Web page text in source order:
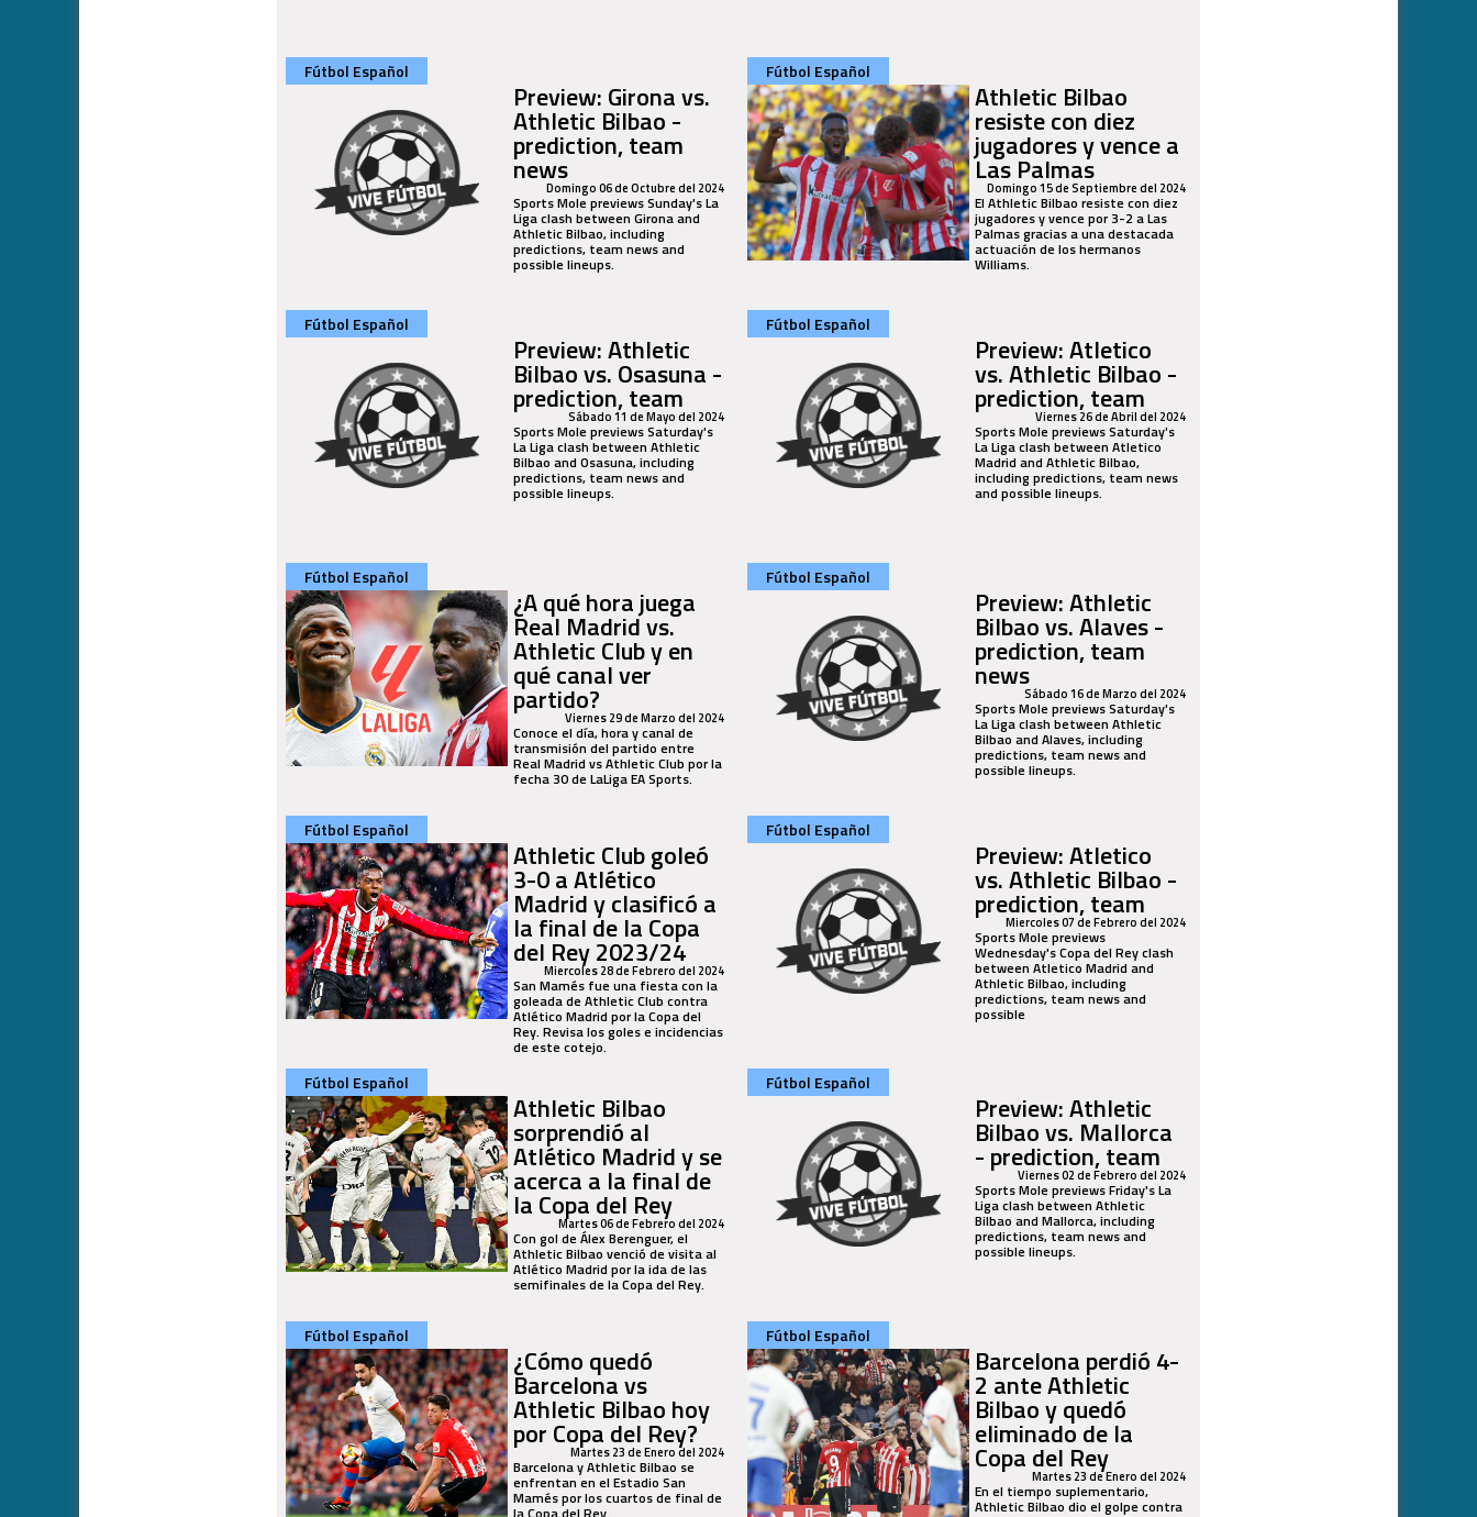
Fútbol Español
Preview: Girona vs.
Athletic Bilbao -
prediction, team
newsDomingo 06 de Octubre del 2024
Sports Mole previews Sunday's La
Liga clash between Girona and
Athletic Bilbao, including
predictions, team news and
possible lineups.
Fútbol Español
Athletic Bilbao
resiste con diez
jugadores y vence a
Las Palmas
Domingo 15 de Septiembre del 2024
El Athletic Bilbao resiste con diez
jugadores y vence por 3-2 a Las
Palmas gracias a una destacada
actuación de los hermanos
Williams.
Fútbol Español
Preview: Athletic
Bilbao vs. Osasuna -
prediction, team
Sábado 11 de Mayo del 2024
Sports Mole previews Saturday's
La Liga clash between Athletic
Bilbao and Osasuna, including
predictions, team news and
possible lineups.
Fútbol Español
Preview: Atletico
vs. Athletic Bilbao -
prediction, team
Viernes 26 de Abril del 2024
Sports Mole previews Saturday's
La Liga clash between Atletico
Madrid and Athletic Bilbao,
including predictions, team news
and possible lineups.
Fútbol Español
¿A qué hora juega
Real Madrid vs.
Athletic Club y en
qué canal ver
partido?Viernes 29 de Marzo del 2024
Conoce el día, hora y canal de
transmisión del partido entre
Real Madrid vs Athletic Club por la
fecha 30 de LaLiga EA Sports.
Fútbol Español
Preview: Athletic
Bilbao vs. Alaves -
prediction, team
newsSábado 16 de Marzo del 2024
Sports Mole previews Saturday's
La Liga clash between Athletic
Bilbao and Alaves, including
predictions, team news and
possible lineups.
Fútbol Español
Athletic Club goleó
3-0 a Atlético
Madrid y clasificó a
la final de la Copa
del Rey 2023/24
Miercoles 28 de Febrero del 2024
San Mamés fue una fiesta con la
goleada de Athletic Club contra
Atlético Madrid por la Copa del
Rey. Revisa los goles e incidencias
de este cotejo.
Fútbol Español
Preview: Atletico
vs. Athletic Bilbao -
prediction, team
Miercoles 07 de Febrero del 2024
Sports Mole previews
Wednesday's Copa del Rey clash
between Atletico Madrid and
Athletic Bilbao, including
predictions, team news and
possible
Fútbol Español
Athletic Bilbao
sorprendió al
Atlético Madrid y se
acerca a la final de
la Copa del Rey
Martes 06 de Febrero del 2024
Con gol de Álex Berenguer, el
Athletic Bilbao venció de visita al
Atlético Madrid por la ida de las
semifinales de la Copa del Rey.
Fútbol Español
Preview: Athletic
Bilbao vs. Mallorca
- prediction, team
Viernes 02 de Febrero del 2024
Sports Mole previews Friday's La
Liga clash between Athletic
Bilbao and Mallorca, including
predictions, team news and
possible lineups.
Fútbol Español
¿Cómo quedó
Barcelona vs
Athletic Bilbao hoy
por Copa del Rey?
Martes 23 de Enero del 2024
Barcelona y Athletic Bilbao se
enfrentan en el Estadio San
Mamés por los cuartos de final de
Fútbol Español
Barcelona perdió 4-
2 ante Athletic
Bilbao y quedó
eliminado de la
Copa del Rey
Martes 23 de Enero del 2024
En el tiempo suplementario,
Athletic Bilbao dio el golpe contra